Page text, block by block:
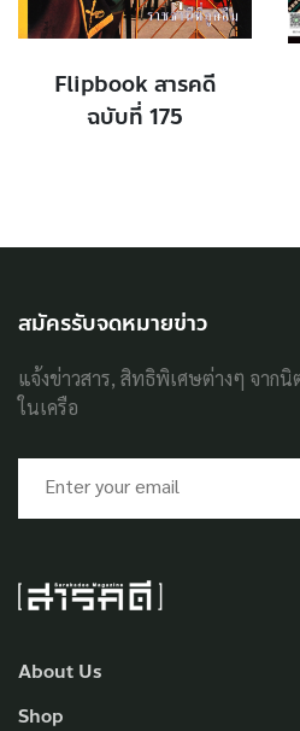
Flipbook สารคดี
ฉบับที่ 175
About Us
Shop
สมัครรับจดหมายข่าว
แจ้งข่าวสาร, สิทธิพิเศษต่างๆ จาก
ในเครือ